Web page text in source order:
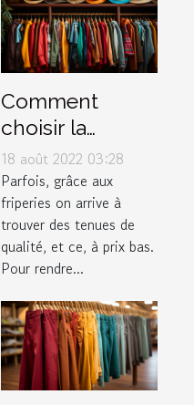
Comment
choisir la
meilleure
friperie en ligne
?
18 août 2022 03:28
Parfois, grâce aux
friperies on arrive à
trouver des tenues de
qualité, et ce, à prix bas.
Pour rendre...